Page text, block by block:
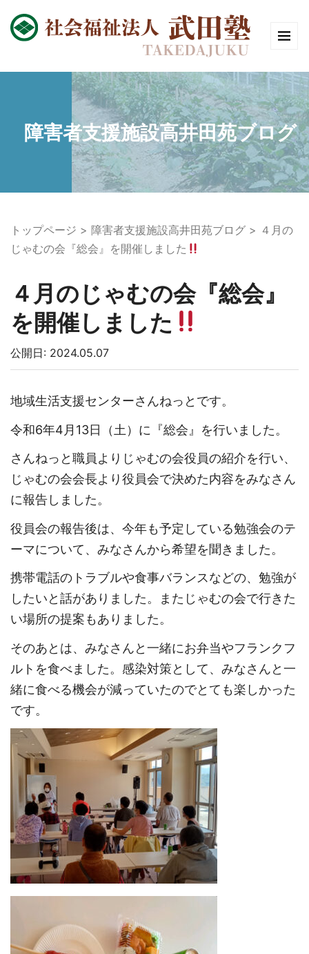
障害者支援施設高井田苑ブログ
トップページ 障害者支援施設高井田苑ブログ
４月の
じゃむの会『総会』を開催しました
４月のじゃむの会『総会』
を開催しました
公開日: 2024.05.07
地域生活支援センターさんねっとです。
令和6年4月13日（土）に『総会』を行いました。
さんねっと職員よりじゃむの会役員の紹介を行い、
じゃむの会会長より役員会で決めた内容をみなさん
に報告しました。
役員会の報告後は、今年も予定している勉強会のテ
ーマについて、みなさんから希望を聞きました。
携帯電話のトラブルや食事バランスなどの、勉強が
したいと話がありました。またじゃむの会で行きた
い場所の提案もありました。
そのあとは、みなさんと一緒にお弁当やフランクフ
ルトを食べました。感染対策として、みなさんと一
緒に食べる機会が減っていたのでとても楽しかった
です。